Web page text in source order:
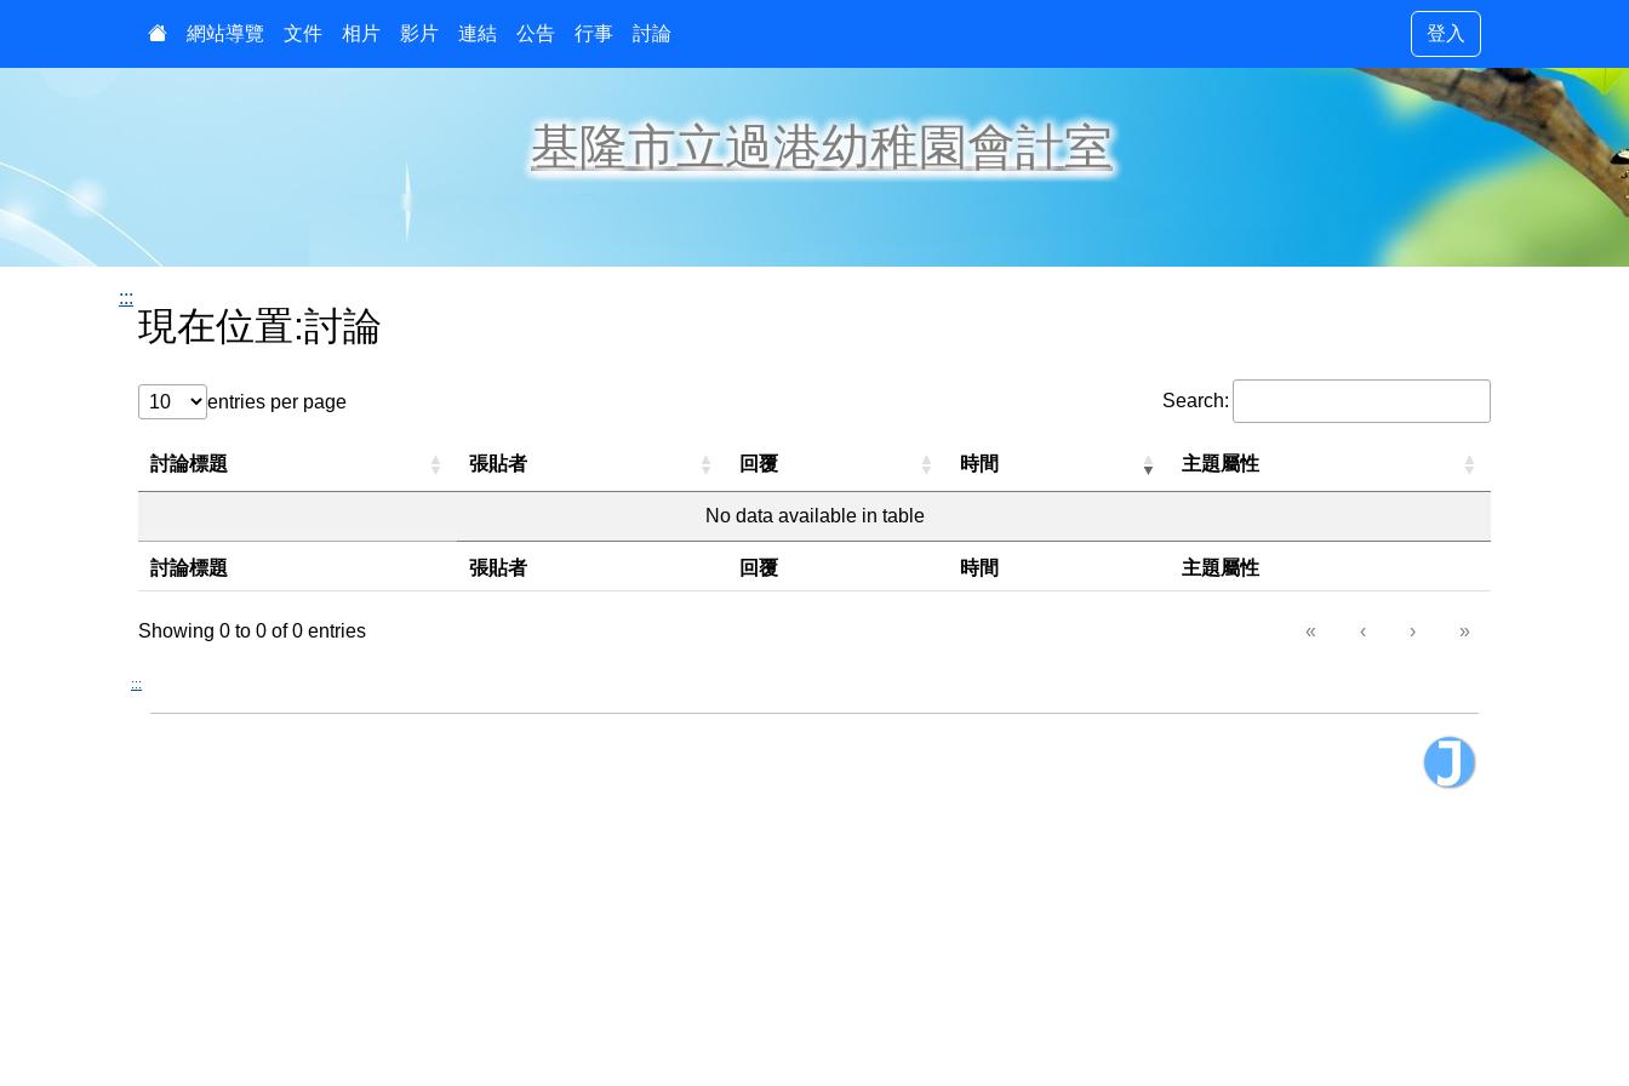
網站導覽
文件 相片 影片 連結 公告 行事 討論 登入
基隆市立過港幼稚園會計室
:::
現在位置:討論
entries per page Search:
討論標題 張貼者 回覆 時間 主題屬性
討論標題 張貼者 回覆 時間 主題屬性
No data available in table
Showing 0 to 0 of 0 entries « ‹ › »
:::